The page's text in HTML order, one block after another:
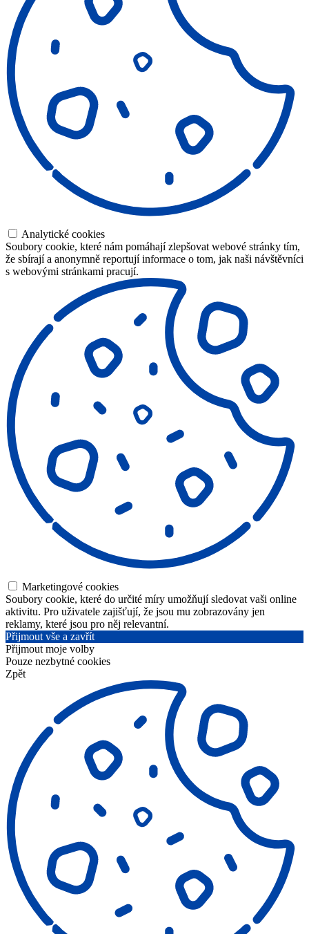
Analytické cookies
Soubory cookie, které nám pomáhají zlepšovat webové stránky tím,
že sbírají a anonymně reportují informace o tom, jak naši návštěvníci
s webovými stránkami pracují.
Marketingové cookies
Soubory cookie, které do určité míry umožňují sledovat vaši online
aktivitu. Pro uživatele zajišťují, že jsou mu zobrazovány jen
reklamy, které jsou pro něj relevantní.
Přijmout vše a zavřít
Přijmout moje volby
Pouze nezbytné cookies
Zpět